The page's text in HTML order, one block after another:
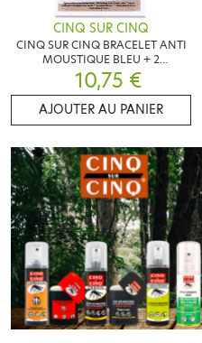
CINQ SUR CINQ
CINQ SUR CINQ BRACELET ANTI
MOUSTIQUE BLEU + 2
RECHARGES
10,75 €
AJOUTER AU PANIER